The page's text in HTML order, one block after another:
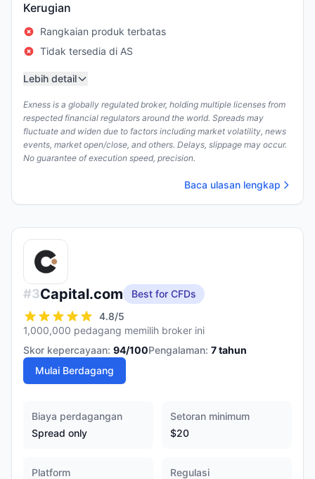
Kerugian
Rangkaian produk terbatas
Tidak tersedia di AS
Lebih detail
Exness is a globally regulated broker, holding multiple licenses from
respected financial regulators around the world. Spreads may
fluctuate and widen due to factors including market volatility, news
events, market open/close, and others. Delays, slippage may occur.
No guarantee of execution speed, precision.
Baca ulasan lengkap
#3Capital.com
Best for CFDs
4.8/5
1,000,000 pedagang memilih broker ini
Skor kepercayaan: 94/100Pengalaman: 7tahun
Mulai Berdagang
Biaya perdagangan
Spread only
Setoran minimum
$20
Platform Regulasi